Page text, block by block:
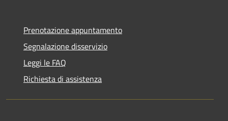
Prenotazione appuntamento
Segnalazione disservizio
Leggi le FAQ
Richiesta di assistenza